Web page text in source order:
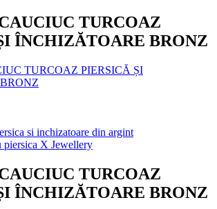
TURCOAZ
ÎNCHIZĂTOARE BRONZ
TURCOAZ PIERSICĂ ȘI
TURCOAZ
ÎNCHIZĂTOARE BRONZ